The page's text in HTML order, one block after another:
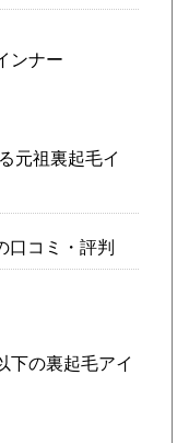
ンナー
元祖裏起毛イ
口コミ・評判
下の裏起毛アイ